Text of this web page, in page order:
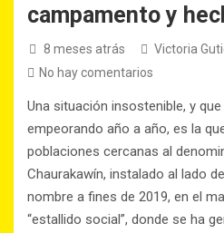
campamento y
8 meses atrás
Victoria
No hay comentarios
Una situación insostenible, y
empeorando año a año, es la
poblaciones cercanas al
Chaurakawín, instalado al lado
nombre a fines de 2019, en el
“estallido social”, donde se ha